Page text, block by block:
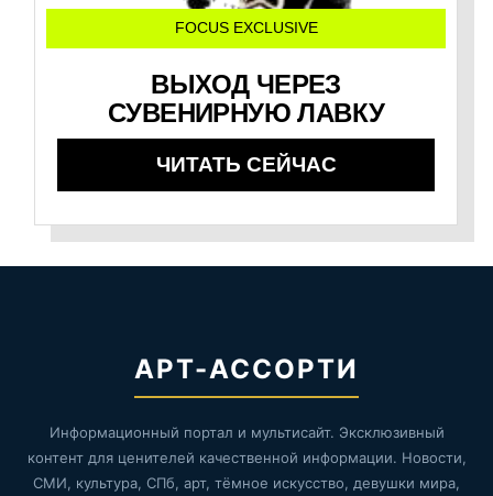
FOCUS EXCLUSIVE
ВЫХОД ЧЕРЕЗ
СУВЕНИРНУЮ ЛАВКУ
ЧИТАТЬ СЕЙЧАС
АРТ-АССОРТИ
Информационный портал и мультисайт. Эксклюзивный
контент для ценителей качественной информации. Новости,
СМИ, культура, СПб, арт, тёмное искусство, девушки мира,